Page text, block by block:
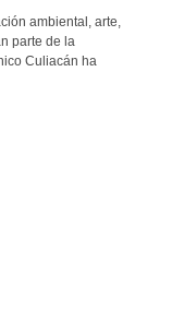
ambiental, arte,
parte de la
Culiacán ha